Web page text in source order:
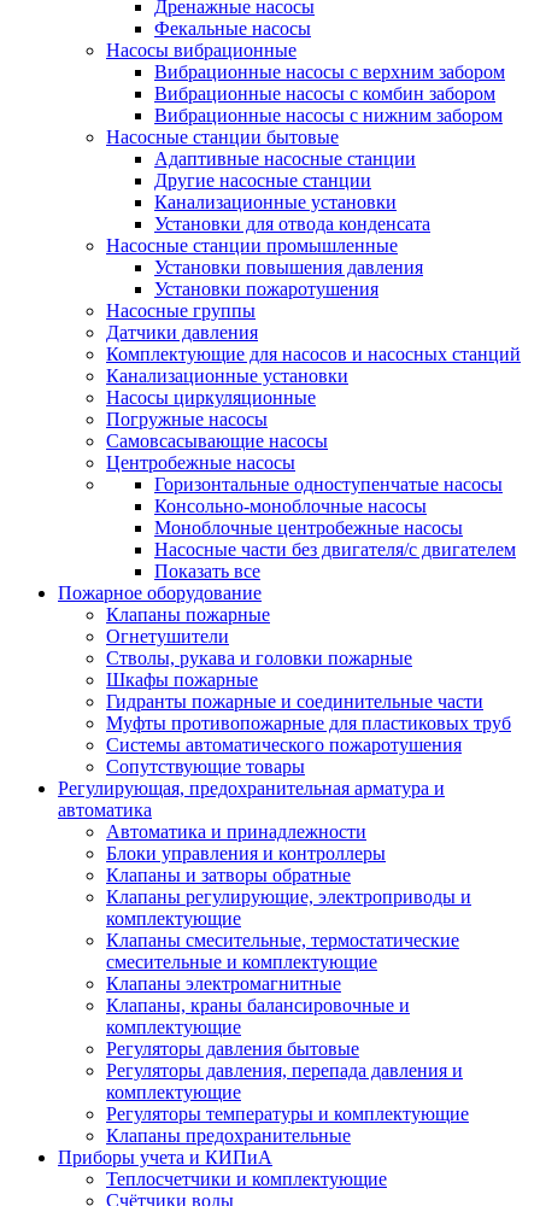
Дренажные насосы
Фекальные насосы
Насосы вибрационные
Вибрационные насосы с верхним забором
Вибрационные насосы с комбин забором
Вибрационные насосы с нижним забором
Насосные станции бытовые
Адаптивные насосные станции
Другие насосные станции
Канализационные установки
Установки для отвода конденсата
Насосные станции промышленные
Установки повышения давления
Установки пожаротушения
Насосные группы
Датчики давления
Комплектующие для насосов и насосных станций
Канализационные установки
Насосы циркуляционные
Погружные насосы
Самовсасывающие насосы
Центробежные насосы
Горизонтальные одноступенчатые насосы
Консольно-моноблочные насосы
Моноблочные центробежные насосы
Насосные части без двигателя/с двигателем
Показать все
Пожарное оборудование
Клапаны пожарные
Огнетушители
Стволы, рукава и головки пожарные
Шкафы пожарные
Гидранты пожарные и соединительные части
Муфты противопожарные для пластиковых труб
Системы автоматического пожаротушения
Сопутствующие товары
Регулирующая, предохранительная арматура и
автоматика
Автоматика и принадлежности
Блоки управления и контроллеры
Клапаны и затворы обратные
Клапаны регулирующие, электроприводы и
комплектующие
Клапаны смесительные, термостатические
смесительные и комплектующие
Клапаны электромагнитные
Клапаны, краны балансировочные и
комплектующие
Регуляторы давления бытовые
Регуляторы давления, перепада давления и
комплектующие
Регуляторы температуры и комплектующие
Клапаны предохранительные
Приборы учета и КИПиА
Теплосчетчики и комплектующие
Счётчики воды